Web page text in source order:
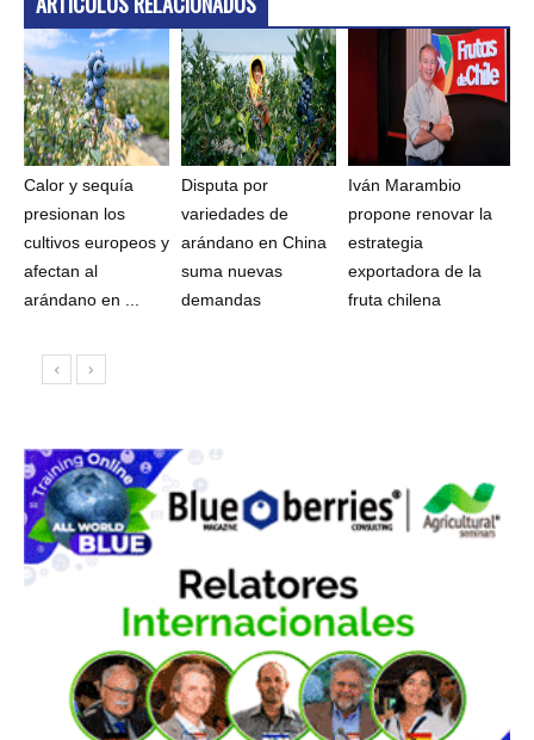
Calor y sequía
presionan los
cultivos europeos y
afectan al
arándano en ...
Disputa por
variedades de
arándano en China
suma nuevas
demandas
Iván Marambio
propone renovar la
estrategia
exportadora de la
fruta chilena